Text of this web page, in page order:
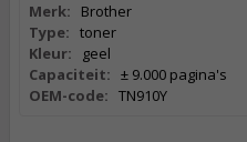
Merk:
Brother
Type: toner
Kleur:
geel
Capaciteit: ± 9.000 pagina's
OEM-code: TN910Y